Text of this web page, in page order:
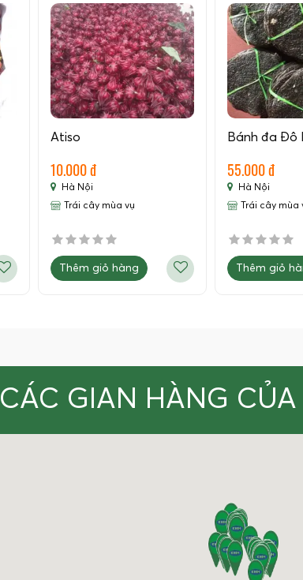
Atiso
10.000 đ
Hà Nội
Trái cây mùa vụ
Thêm giỏ hàng
Bánh đa Đô
55.000 đ
Hà Nội
Trái cây mùa
Thêm giỏ
CÁC GIAN HÀNG